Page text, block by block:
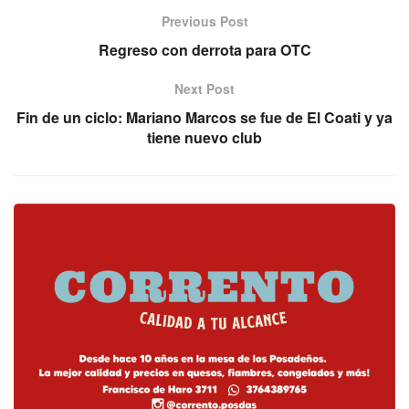
Previous Post
Regreso con derrota para OTC
Next Post
Fin de un ciclo: Mariano Marcos se fue de El Coati y ya
tiene nuevo club